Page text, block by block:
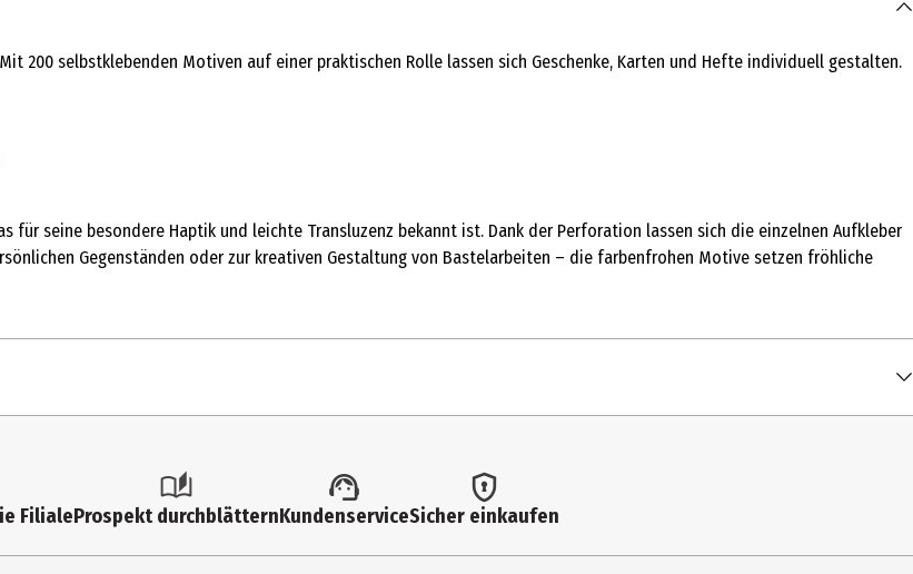
200 selbstklebenden Motiven auf einer praktischen Rolle lassen sich Geschenke, Karten und Hefte individuell gestalten.
seine besondere Haptik und leichte Transluzenz bekannt ist. Dank der Perforation lassen sich die einzelnen Aufkleber
Gegenständen oder zur kreativen Gestaltung von Bastelarbeiten – die farbenfrohen Motive setzen fröhliche
FilialeProspekt durchblätternKundenserviceSicher einkaufen